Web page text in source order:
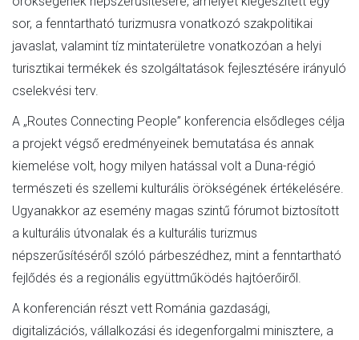
sor, a fenntartható turizmusra vonatkozó szakpolitikai
javaslat, valamint tíz mintaterületre vonatkozóan a helyi
turisztikai termékek és szolgáltatások fejlesztésére irányuló
cselekvési terv.
A „Routes Connecting People” konferencia elsődleges célja
a projekt végső eredményeinek bemutatása és annak
kiemelése volt, hogy milyen hatással volt a Duna-régió
természeti és szellemi kulturális örökségének értékelésére.
Ugyanakkor az esemény magas szintű fórumot biztosított
a kulturális útvonalak és a kulturális turizmus
népszerűsítéséről szóló párbeszédhez, mint a fenntartható
fejlődés és a regionális együttműködés hajtóerőiről.
A konferencián részt vett Románia gazdasági,
digitalizációs, vállalkozási és idegenforgalmi minisztere, a